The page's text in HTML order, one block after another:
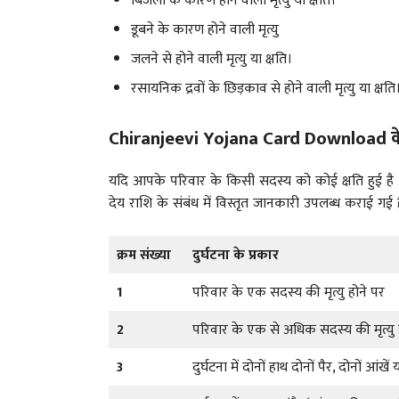
डूबने के कारण होने वाली मृत्यु
जलने से होने वाली मृत्यु या क्षति।
रसायनिक द्रवों के छिड़काव से होने वाली मृत्यु या
Chiranjeevi Yojana Card Download के
यदि आपके परिवार के किसी सदस्य को कोई क्षति हुई
देय राशि के संबंध में विस्तृत जानकारी उपलब्ध कराई गई
क्रम संख्या
दुर्घटना के प्रकार
1
परिवार के एक सदस्य की मृत्यु होने पर
2
परिवार के एक से अधिक सदस्य की मृत्यु
3
दुर्घटना में दोनों हाथ दोनों पैर, दोनों